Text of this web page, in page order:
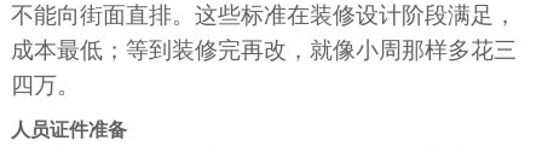
不能向街面直排。这些标准在装修设计阶段满足，
成本最低；等到装修完再改，就像小周那样多花三
四万。
人员证件准备